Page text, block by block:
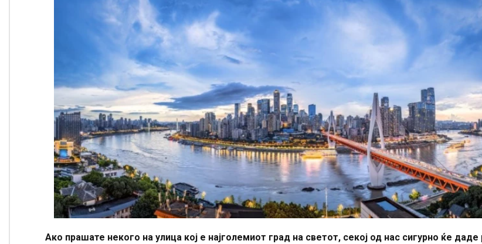
Ако прашате некого на улица кој е најголемиот град на светот, секој од нас сигурно ќе даде